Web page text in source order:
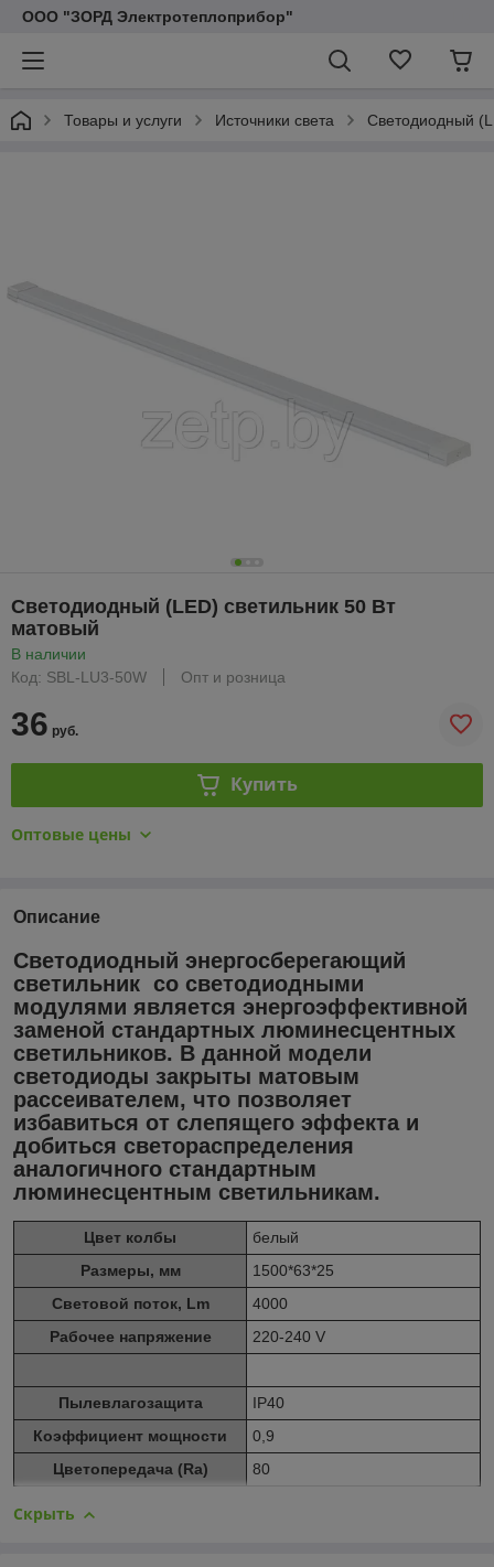
ООО "ЗОРД Электротеплоприбор"
Товары и услуги Источники света Cветодиодный
Cветодиодный (LED) светильник 50 Вт
матовый
В наличии
Код: SBL-LU3-50W
Опт и розница
36 руб.
Купить
Оптовые цены
Описание
Светодиодный энергосберегающий
светильник со светодиодными
модулями является энергоэффективной
заменой стандартных люминесцентных
светильников. В данной модели
светодиоды закрыты матовым
рассеивателем, что позволяет
избавиться от слепящего эффекта и
добиться светораспределения
аналогичного стандартным
люминесцентным светильникам.
Цвет колбы
белый
Размеры, мм
1500*63*25
Световой поток, Lm
4000
Рабочее напряжение
220-240 V
Пылевлагозащита
IP40
Коэффициент мощности
0,9
Цветопередача (Ra)
80
Скрыть